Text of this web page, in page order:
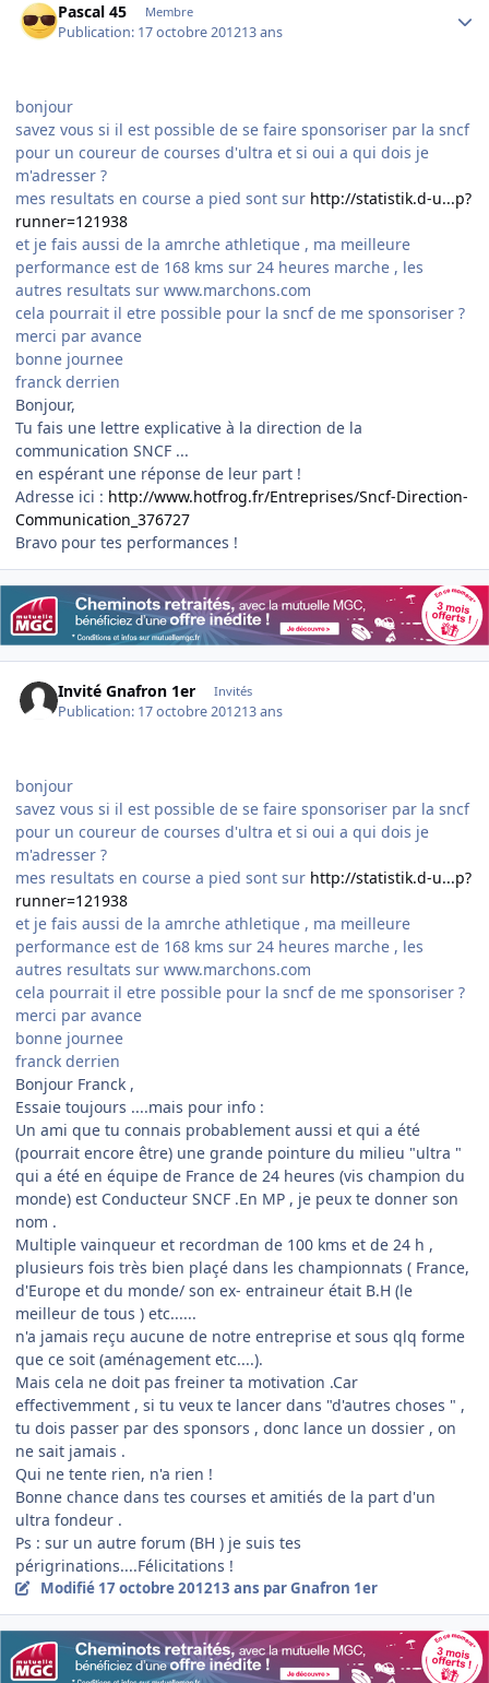
Pascal 45 Membre
Publication: 17 octobre 201213 ans
bonjour
savez vous si il est possible de se faire sponsoriser par la sncf
pour un coureur de courses d'ultra et si oui a qui dois je
m'adresser ?
mes resultats en course a pied sont sur http://statistik.d-u...p?
runner=121938
et je fais aussi de la amrche athletique , ma meilleure
performance est de 168 kms sur 24 heures marche , les
autres resultats sur www.marchons.com
cela pourrait il etre possible pour la sncf de me sponsoriser ?
merci par avance
bonne journee
franck derrien
Bonjour,
Tu fais une lettre explicative à la direction de la
communication SNCF ...
en espérant une réponse de leur part !
Adresse ici : http://www.hotfrog.fr/Entreprises/Sncf-Direction-
Communication_376727
Bravo pour tes performances !
Invité Gnafron 1er Invités
Publication: 17 octobre 201213 ans
bonjour
savez vous si il est possible de se faire sponsoriser par la sncf
pour un coureur de courses d'ultra et si oui a qui dois je
m'adresser ?
mes resultats en course a pied sont sur http://statistik.d-u...p?
runner=121938
et je fais aussi de la amrche athletique , ma meilleure
performance est de 168 kms sur 24 heures marche , les
autres resultats sur www.marchons.com
cela pourrait il etre possible pour la sncf de me sponsoriser ?
merci par avance
bonne journee
franck derrien
Bonjour Franck ,
Essaie toujours ....mais pour info :
Un ami que tu connais probablement aussi et qui a été
(pourrait encore être) une grande pointure du milieu "ultra "
qui a été en équipe de France de 24 heures (vis champion du
monde) est Conducteur SNCF .En MP , je peux te donner son
nom .
Multiple vainqueur et recordman de 100 kms et de 24 h ,
plusieurs fois très bien plaçé dans les championnats ( France,
d'Europe et du monde/ son ex- entraineur était B.H (le
meilleur de tous ) etc......
n'a jamais reçu aucune de notre entreprise et sous qlq forme
que ce soit (aménagement etc....).
Mais cela ne doit pas freiner ta motivation .Car
effectivemment , si tu veux te lancer dans "d'autres choses " ,
tu dois passer par des sponsors , donc lance un dossier , on
ne sait jamais .
Qui ne tente rien, n'a rien !
Bonne chance dans tes courses et amitiés de la part d'un
ultra fondeur .
Ps : sur un autre forum (BH ) je suis tes
périgrinations....Félicitations !
Modifié 17 octobre 201213 ans par Gnafron 1er